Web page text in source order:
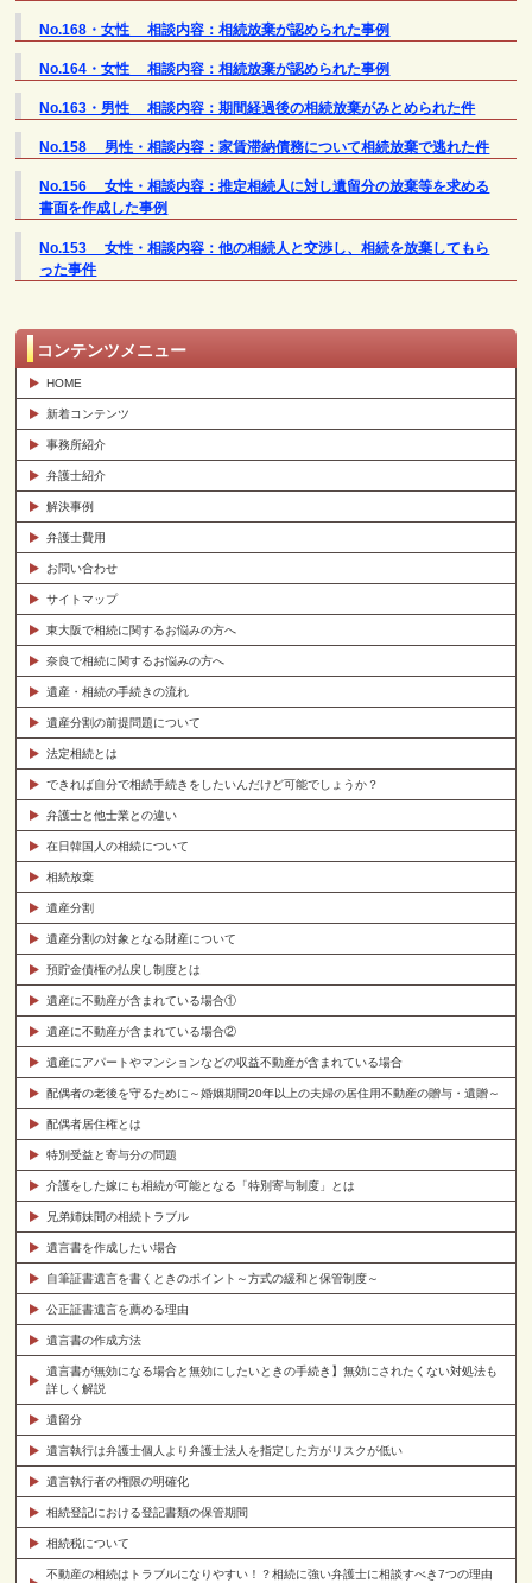
No.168・女性 相談内容：相続放棄が認められた事例
No.164・女性 相談内容：相続放棄が認められた事例
No.163・男性 相談内容：期間経過後の相続放棄がみとめられた件
No.158 男性・相談内容：家賃滞納債務について相続放棄で逃れた件
No.156 女性・相談内容：推定相続人に対し遺留分の放棄等を求める
書面を作成した事例
No.153 女性・相談内容：他の相続人と交渉し、相続を放棄してもら
った事件
コンテンツメニュー
HOME
新着コンテンツ
事務所紹介
弁護士紹介
解決事例
弁護士費用
お問い合わせ
サイトマップ
東大阪で相続に関するお悩みの方へ
奈良で相続に関するお悩みの方へ
遺産・相続の手続きの流れ
遺産分割の前提問題について
法定相続とは
できれば自分で相続手続きをしたいんだけど可能でしょうか？
弁護士と他士業との違い
在日韓国人の相続について
相続放棄
遺産分割
遺産分割の対象となる財産について
預貯金債権の払戻し制度とは
遺産に不動産が含まれている場合①
遺産に不動産が含まれている場合②
遺産にアパートやマンションなどの収益不動産が含まれている場合
配偶者の老後を守るために～婚姻期間20年以上の夫婦の居住用不動産の贈与・遺贈～
配偶者居住権とは
特別受益と寄与分の問題
介護をした嫁にも相続が可能となる「特別寄与制度」とは
兄弟姉妹間の相続トラブル
遺言書を作成したい場合
自筆証書遺言を書くときのポイント～方式の緩和と保管制度～
公正証書遺言を薦める理由
遺言書の作成方法
遺言書が無効になる場合と無効にしたいときの手続き】無効にされたくない対処法も
詳しく解説
遺留分
遺言執行は弁護士個人より弁護士法人を指定した方がリスクが低い
遺言執行者の権限の明確化
相続登記における登記書類の保管期間
相続税について
不動産の相続はトラブルになりやすい！？相続に強い弁護士に相談すべき7つの理由